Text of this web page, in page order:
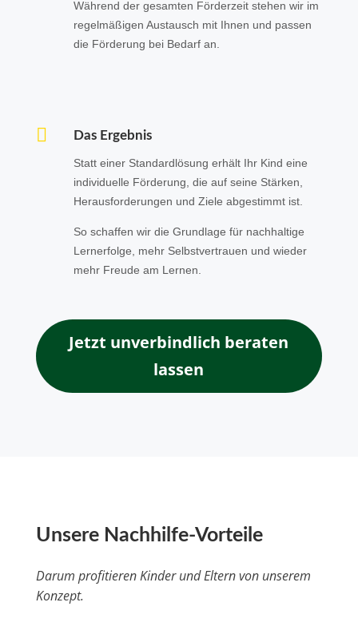
Während der gesamten Förderzeit stehen wir im
regelmäßigen Austausch mit Ihnen und passen
die Förderung bei Bedarf an.
 Das Ergebnis
Statt einer Standardlösung erhält Ihr Kind eine
individuelle Förderung, die auf seine Stärken,
Herausforderungen und Ziele abgestimmt ist.
So schaffen wir die Grundlage für nachhaltige
Lernerfolge, mehr Selbstvertrauen und wieder
mehr Freude am Lernen.
Jetzt unverbindlich beraten
lassen
Unsere Nachhilfe-Vorteile
Darum profitieren Kinder und Eltern von unserem
Konzept.